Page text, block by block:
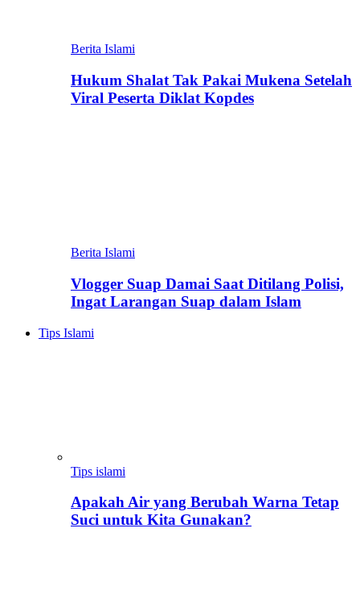
Berita Islami
Hukum Shalat Tak Pakai Mukena Setelah
Viral Peserta Diklat Kopdes
Berita Islami
Vlogger Suap Damai Saat Ditilang Polisi,
Ingat Larangan Suap dalam Islam
Tips Islami
Tips islami
Apakah Air yang Berubah Warna Tetap
Suci untuk Kita Gunakan?